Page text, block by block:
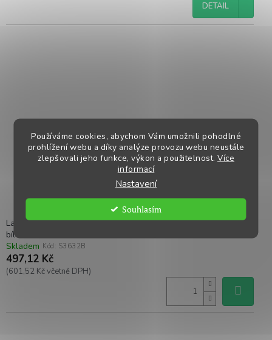
Používáme cookies, abychom Vám umožnili pohodlné
prohlížení webu a díky analýze provozu webu neustále
zlepšovali jeho funkce, výkon a použitelnost. Více
informací
Nastavení
Souhlasím
DETAIL
Lanko CLASSIC pro el. ohradník, 3 mm x 500 m, 6x Ni 0,20 mm,
bílá
Skladem Kód: S3632B
497,12 Kč
(601,52 Kč včetně DPH)